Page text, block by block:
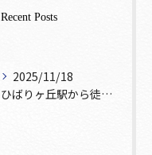
Recent Posts
2025/11/18
ひばりヶ丘駅から徒歩5分🚶‍♀️雰囲気の良い居酒屋をお探しな...